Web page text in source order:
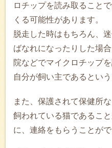
ロチップを読み取ること
くる可能性があります。
脱走した時はもちろん、
ばなれになったりした場
院などでマイクロチップ
自分が飼い主であるとい
また、保護されて保健所
飼われている猫であるこ
に、連絡をもらうことがで